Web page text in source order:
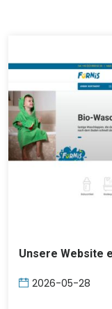
Unsere Website
2026-05-28